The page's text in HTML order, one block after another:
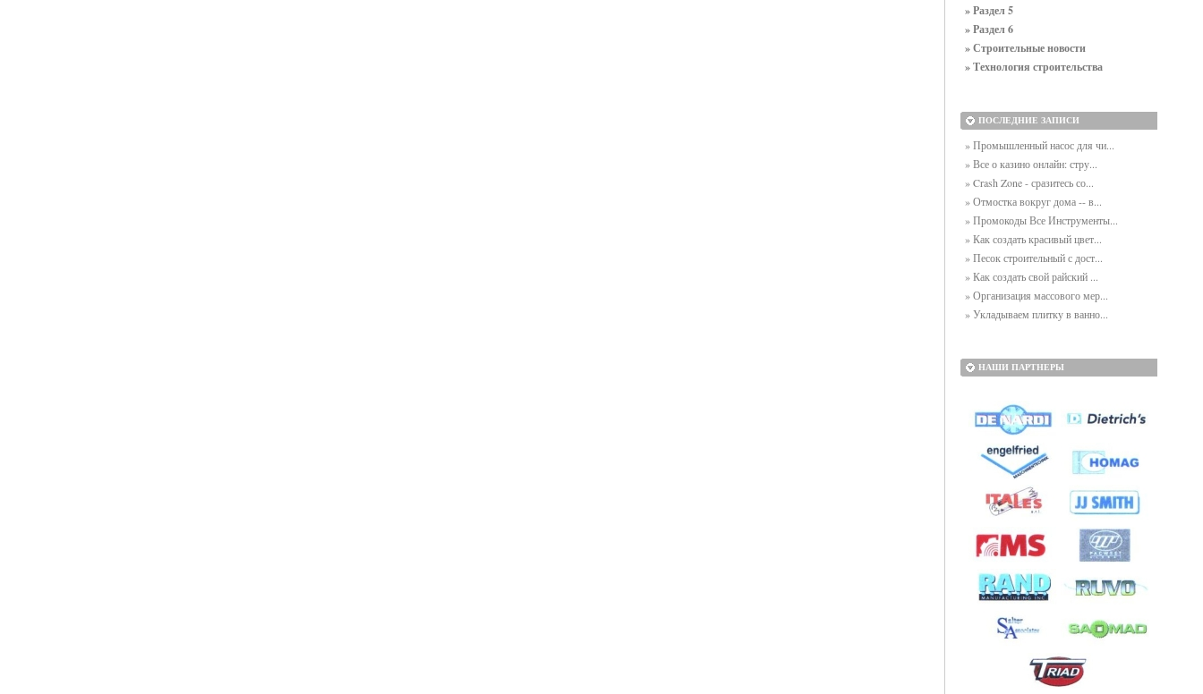
» Раздел 5
» Раздел 6
» Строительные новости
» Технология строительства
ПОСЛЕДНИЕ ЗАПИСИ
» Промышленный насос для чи...
» Все о казино онлайн: стру...
» Crash Zone - сразитесь со...
» Отмостка вокруг дома -- в...
» Промокоды Все Инструменты...
» Как создать красивый цвет...
» Песок строительный с дост...
» Как создать свой райский ...
» Организация массового мер...
» Укладываем плитку в ванно...
НАШИ ПАРТНЕРЫ